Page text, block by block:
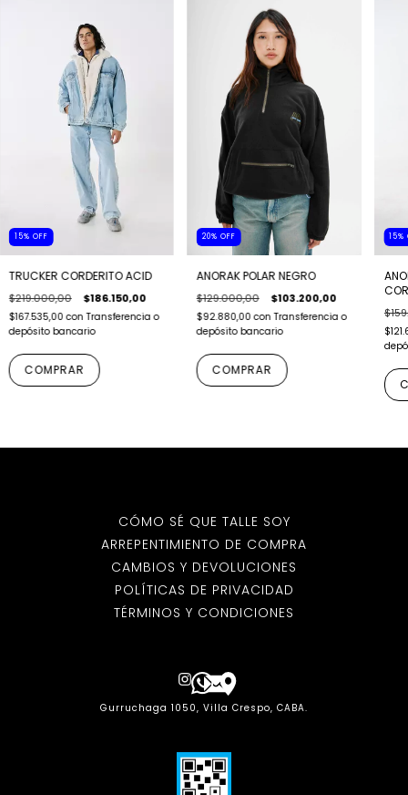
15% OFF
TRUCKER CORDERITO ACID
$219.000,00 $186.150,00
$167.535,00con Transferencia o
depósito bancario
COMPRAR
20% OFF
ANORAK POLAR NEGRO
$129.000,00 $103.200,00
$92.880,00con Transferencia o
depósito bancario
COMPRAR
15%
CÓMO SÉ QUE TALLE SOY
ARREPENTIMIENTO DE COMPRA
CAMBIOS Y DEVOLUCIONES
POLÍTICAS DE PRIVACIDAD
TÉRMINOS Y CONDICIONES
Gurruchaga 1050, Villa Crespo, CABA.